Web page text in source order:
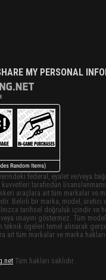
MY PERSONAL
federal, eyalet ve/veya
tarafından
araçlara ait tüm markalar ve
Belirli bir marka, model, üretici
tarihsel doğruluk içindir ve
onayını göstermez. Tüm
teknik ögeleri temel alınarak
ait tüm markalar ve marka
Tüm hakları saklıdır.